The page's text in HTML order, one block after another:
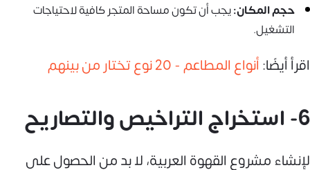
حجم المكان:يجب أن تكون مساحة المتجر كافية لاحتياجات
التشغيل.
اقرأ أيضًا:أنواع المطاعم - 20 نوع تختار من بينهم
6- استخراج التراخيص والتصاريح
لإنشاء مشروع القهوة العربية، لا بد من الحصول على